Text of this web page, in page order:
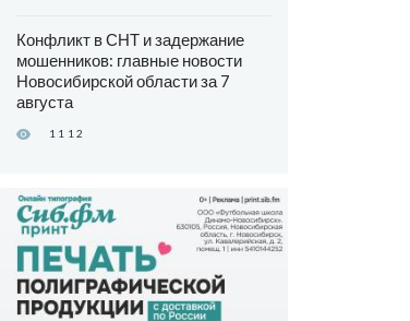
Конфликт в СНТ и задержание
мошенников: главные новости
Новосибирской области за 7
августа
1112